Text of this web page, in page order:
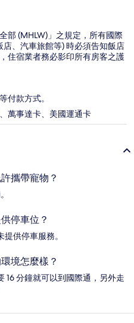
部 (MHLW)」之規定，所有國際
、汽車旅館等) 時必須告知飯店
住宿業者務必影印所有房客之護
付款方式。
萬事達卡、美國運通卡
攜帶寵物？
停車位？
供停車服務。
境怎麼樣？
16 分鐘就可以到國際通，另外走